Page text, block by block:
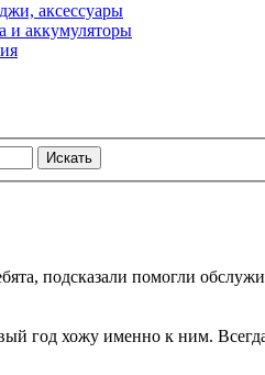
аксессуары
и аккумуляторы
Искать
подсказали помогли
год хожу именно к ним.